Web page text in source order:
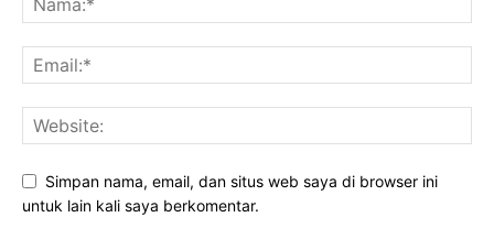
Simpan nama, email, dan situs web saya di browser ini
untuk lain kali saya berkomentar.